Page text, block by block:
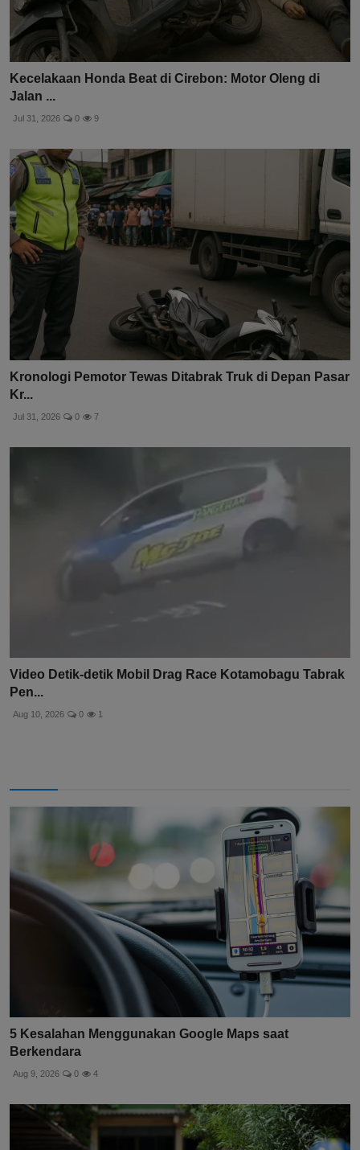
Kecelakaan Honda Beat di Cirebon: Motor Oleng di
Jalan ...
Jul 31, 2026 0 9
Kronologi Pemotor Tewas Ditabrak Truk di Depan Pasar
Kr...
Jul 31, 2026 0 7
Video Detik-detik Mobil Drag Race Kotamobagu Tabrak
Pen...
Aug 10, 2026 0 1
5 Kesalahan Menggunakan Google Maps saat
Berkendara
Aug 9, 2026 0 4